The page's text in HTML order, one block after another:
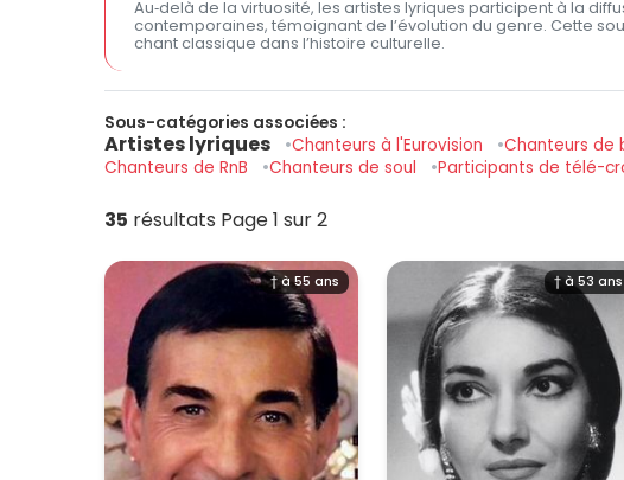
Au‑delà de la virtuosité, les artistes lyriques participent à la
contemporaines, témoignant de l’évolution du genre. Cette
chant classique dans l’histoire culturelle.
Sous-catégories associées :
Artistes lyriques Chanteurs à l'Eurovision Chanteurs de
Chanteurs de RnB
Chanteurs de soul Participants de télé-
35 résultats Page 1 sur 2
† à 55 ans † à 53 ans